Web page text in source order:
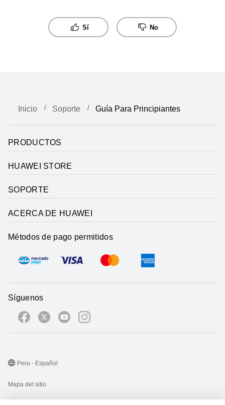
Sí No
Inicio Soporte Guía Para Principiantes
PRODUCTOS
HUAWEI STORE
SOPORTE
ACERCA DE HUAWEI
Métodos de pago permitidos
Síguenos
Mapa del sitio
Peru - Español